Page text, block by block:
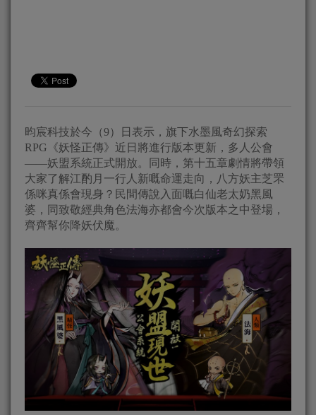
昀宸科技於今（9）日表示，旗下水墨風奇幻探索
RPG《妖怪正傳》近日將進行版本更新，多人公會
——妖盟系統正式開放。同時，第十五章劇情將帶領
大家了解江酌月一行人新嘅命運走向，八方妖主芝罘
係咪真係會現身？民間傳說入面嘅白仙老太奶黑風
婆，同致敬經典角色法海亦都會今次版本之中登場，
齊齊幫你降妖伏魔。